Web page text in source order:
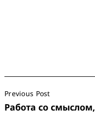
Navigation
Previous Post
Работа со смыслом,